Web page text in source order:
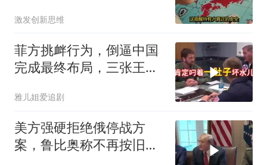
激发创新思维
菲方挑衅行为，倒逼中国
完成最终布局，三张王牌
雅儿姐爱追剧
美方强硬拒绝俄停战方
案，鲁比奥称不再按旧路